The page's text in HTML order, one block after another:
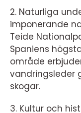
2. Naturliga
imponerande
Teide
Spaniens
område
vandringsleder
skogar.
3. Kultur och